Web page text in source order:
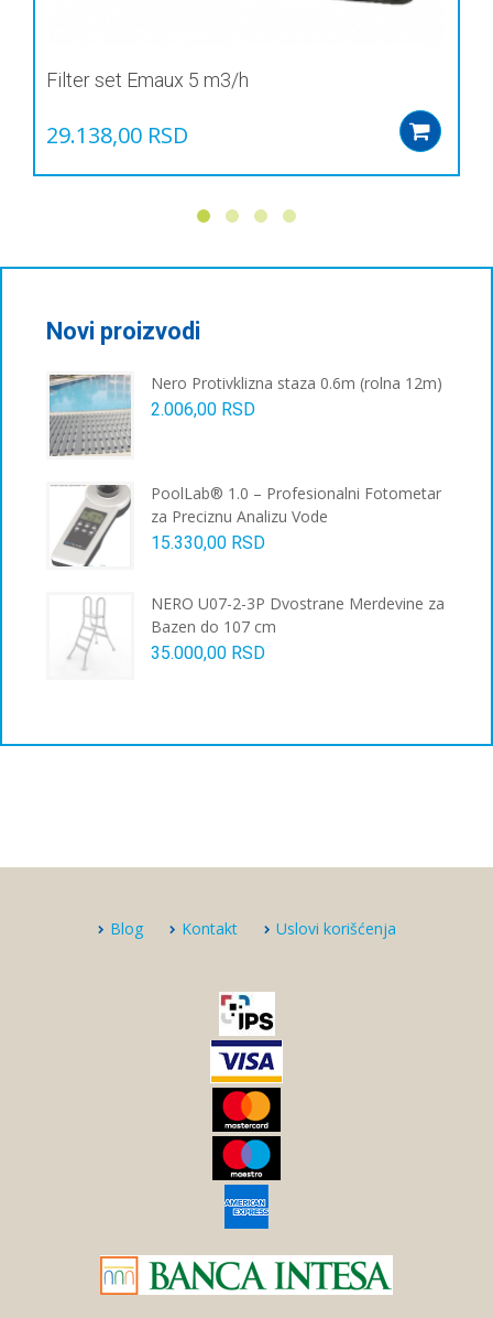
Filter set Emaux 5 m3/h
29.138,00 RSD
Novi proizvodi
Nero Protivklizna staza 0.6m (rolna 12m)
2.006,00 RSD
PoolLab® 1.0 – Profesionalni Fotometar
za Preciznu Analizu Vode
15.330,00 RSD
NERO U07-2-3P Dvostrane Merdevine za
Bazen do 107 cm
35.000,00 RSD
Blog Kontakt Uslovi korišćenja